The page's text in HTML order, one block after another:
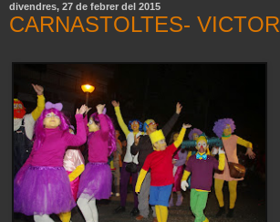
divendres, 27 de febrer del 2015
CARNASTOLTES- VICTOR